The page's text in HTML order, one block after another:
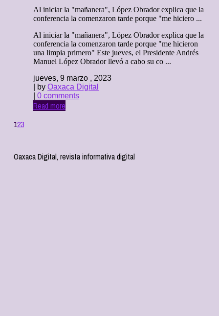
Al iniciar la "mañanera", López Obrador explica que la
conferencia la comenzaron tarde porque "me hiciero ...
Al iniciar la "mañanera", López Obrador explica que la
conferencia la comenzaron tarde porque "me hicieron
una limpia primero" Este jueves, el Presidente Andrés
Manuel López Obrador llevó a cabo su co ...
jueves, 9 marzo , 2023
| by Oaxaca Digital
0 comments
Read more
123
Oaxaca Digital, revista informativa digital